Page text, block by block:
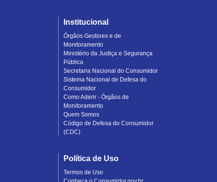
Institucional
Órgãos Gestores e de
Monitoramento
Ministério da Justiça e Segurança
Pública
Secretaria Nacional do Consumidor
Sistema Nacional de Defesa do
Consumidor
Como Aderir - Órgãos de
Monitoramento
Quem Somos
Código de Defesa do Consumidor
(CDC)
Política de Uso
Termos de Uso